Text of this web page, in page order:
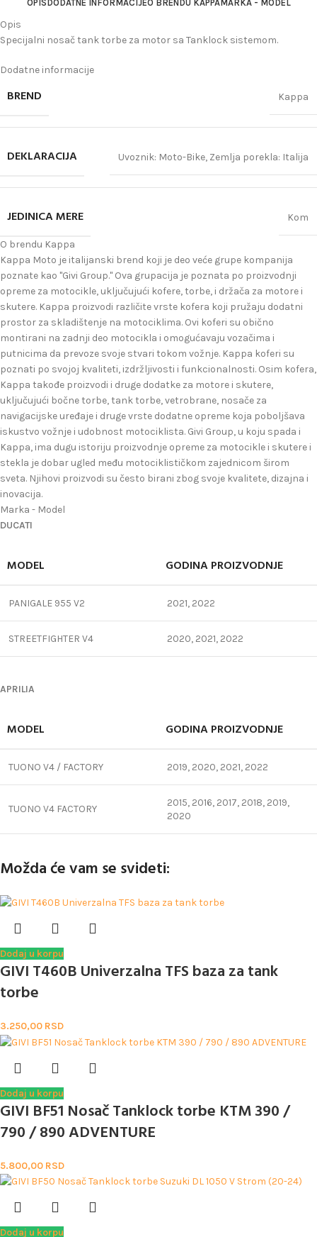
OPIS DODATNE INFORMACIJEO BRENDU KAPPAMARKA - MODEL
Opis
Specijalni nosač tank torbe za motor sa Tanklock sistemom.
Dodatne informacije
BREND Kappa
DEKLARACIJA Uvoznik: Moto-Bike, Zemlja porekla: Italija
JEDINICA MERE Kom
O brendu Kappa
Kappa Moto je italijanski brend koji je deo veće grupe kompanija
poznate kao "Givi Group." Ova grupacija je poznata po proizvodnji
opreme za motocikle, uključujući kofere, torbe, i držača za motore i
skutere. Kappa proizvodi različite vrste kofera koji pružaju dodatni
prostor za skladištenje na motociklima. Ovi koferi su obično
montirani na zadnji deo motocikla i omogućavaju vozačima i
putnicima da prevoze svoje stvari tokom vožnje. Kappa koferi su
poznati po svojoj kvaliteti, izdržljivosti i funkcionalnosti. Osim kofera,
Kappa takođe proizvodi i druge dodatke za motore i skutere,
uključujući bočne torbe, tank torbe, vetrobrane, nosače za
navigacijske uređaje i druge vrste dodatne opreme koja poboljšava
iskustvo vožnje i udobnost motociklista. Givi Group, u koju spada i
Kappa, ima dugu istoriju proizvodnje opreme za motocikle i skutere i
stekla je dobar ugled među motociklističkom zajednicom širom
sveta. Njihovi proizvodi su često birani zbog svoje kvalitete, dizajna i
inovacija.
Marka - Model
DUCATI
MODEL GODINA PROIZVODNJE
PANIGALE 955 V2 2021, 2022
STREETFIGHTER V4 2020, 2021, 2022
APRILIA
MODEL GODINA PROIZVODNJE
TUONO V4 / FACTORY 2019, 2020, 2021, 2022
TUONO V4 FACTORY
2015, 2016, 2017, 2018, 2019,
2020
Možda će vam se svideti:
Dodaj u korpu
GIVI T460B Univerzalna TFS baza za tank
torbe
3.250,00 RSD
Dodaj u korpu
GIVI BF51 Nosač Tanklock torbe KTM 390 /
790 / 890 ADVENTURE
5.800,00 RSD
Dodaj u korpu